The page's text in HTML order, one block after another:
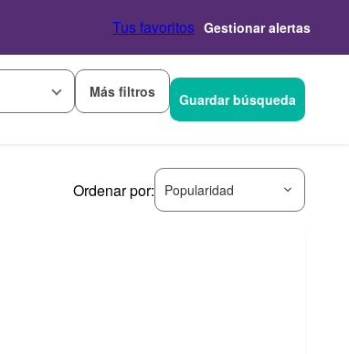
Tus favoritos Gestionar alertas
Más filtros Guardar búsqueda
Ordenar por: Popularidad